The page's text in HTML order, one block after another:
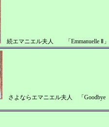
続エマニエル夫人 「Emmanuelle
さよならエマニエル夫人 「Goodbye